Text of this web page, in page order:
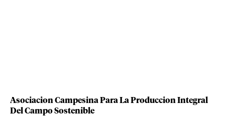
Asociacion Campesina Para La Produccion Integral
Del Campo Sostenible